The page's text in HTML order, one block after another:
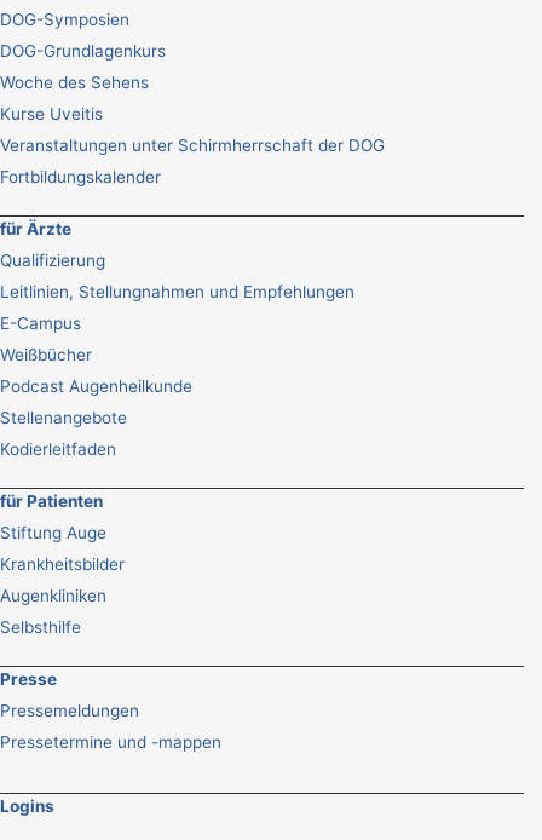
DOG-Symposien
DOG-Grundlagenkurs
Woche des Sehens
Kurse Uveitis
Veranstaltungen unter Schirmherrschaft der DOG
Fortbildungskalender
für Ärzte
Qualifizierung
Leitlinien, Stellungnahmen und Empfehlungen
E-Campus
Weißbücher
Podcast Augenheilkunde
Stellenangebote
Kodierleitfaden
für Patienten
Stiftung Auge
Krankheitsbilder
Augenkliniken
Selbsthilfe
Presse
Pressemeldungen
Pressetermine und -mappen
Logins